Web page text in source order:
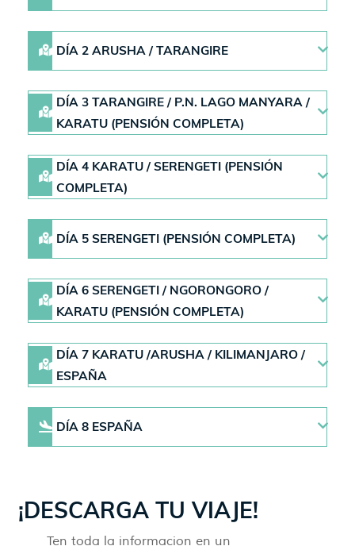
DÍA 2 ARUSHA / TARANGIRE
DÍA 3 TARANGIRE / P.N. LAGO MANYARA /
KARATU (PENSIÓN COMPLETA)
DÍA 4 KARATU / SERENGETI (PENSIÓN
COMPLETA)
DÍA 5 SERENGETI (PENSIÓN COMPLETA)
DÍA 6 SERENGETI / NGORONGORO /
KARATU (PENSIÓN COMPLETA)
DÍA 7 KARATU /ARUSHA / KILIMANJARO /
ESPAÑA
DÍA 8 ESPAÑA
¡DESCARGA TU VIAJE!
Ten toda la informacion en un